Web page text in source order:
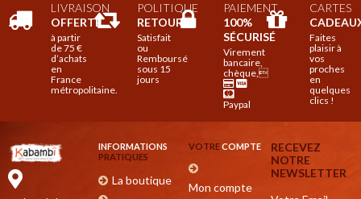
LIVRAISON
OFFERTE
à partir
de 75 €
d’achats
en
France
métropolitaine.
POLITIQUE
RETOUR
Satisfait
ou
Remboursé
sous 15
jours
PAIEMENT
100%
SÉCURISÉ
Virement
bancaire,
chèque,
Paypal
CARTES
Faites
plaisir à
vos
proches
en
quelques
clics !
INFORMATIONS
PRATIQUES
La boutique
VOTRECOMPTE
Mon compte
RECEVEZ
NOTRE
NEWSLETTER